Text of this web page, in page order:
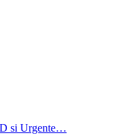
si Urgente…